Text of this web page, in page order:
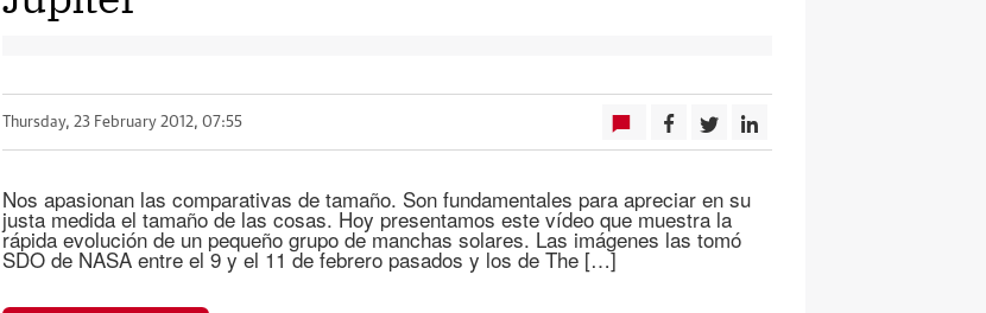
Thursday, 23 February 2012, 07:55
Nos apasionan las comparativas de tamaño. Son fundamentales para apreciar en su
justa medida el tamaño de las cosas. Hoy presentamos este vídeo que muestra la
rápida evolución de un pequeño grupo de manchas solares. Las imágenes las tomó
SDO de NASA entre el 9 y el 11 de febrero pasados y los de The […]